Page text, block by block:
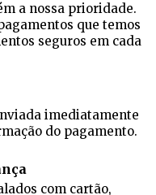
a nossa prioridade.
que temos
seguros em cada
imediatamente
do pagamento.
com cartão,